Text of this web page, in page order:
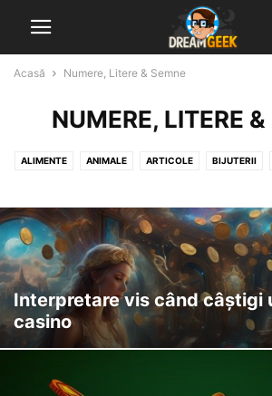
Acasă Numere, Litere & Semne
NUMERE, LITERE
ALIMENTE ANIMALE ARTICOLE BIJUTERII
MUNCA & ACTIVITATI NATURA NUMERE,
OAMENI & STARI UMANE OBIECTE &
Interpretare vis când câștigi
casino